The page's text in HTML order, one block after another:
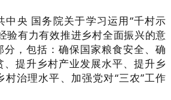
中央 国务院关于学习运用“千村示
验有力有效推进乡村全面振兴的意
分，包括：确保国家粮食安全、确
提升乡村产业发展水平、提升乡
治理水平、加强党对“三农”工作